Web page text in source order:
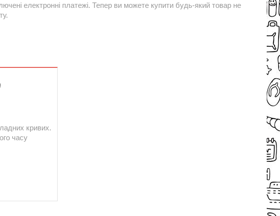
електронні платежі. Тепер ви можете купити будь-який товар не
кривих.
часу